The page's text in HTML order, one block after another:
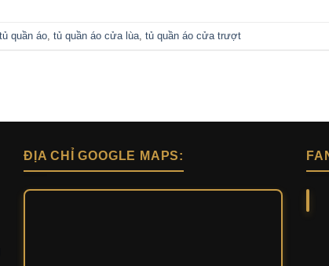
tủ quần áo tủ quần áo cửa lùa tủ quần áo cửa trượt
ĐỊA CHỈ GOOGLE MAPS: